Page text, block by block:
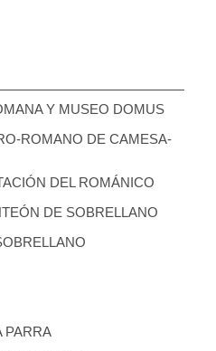
Y MUSEO DOMUS
ROMANO DE CAMESA-
DEL ROMÁNICO
DE SOBRELLANO
PARRA